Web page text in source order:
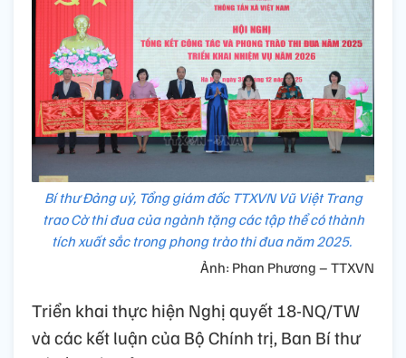
Bí thư Đảng uỷ, Tổng giám đốc TTXVN Vũ Việt Trang
trao Cờ thi đua của ngành tặng các tập thể có thành
tích xuất sắc trong phong trào thi đua năm 2025.
Ảnh: Phan Phương – TTXVN
Triển khai thực hiện Nghị quyết 18-NQ/TW
và các kết luận của Bộ Chính trị, Ban Bí thư